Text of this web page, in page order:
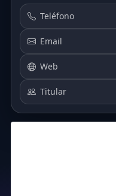
Teléfono
Email
Web
Titular